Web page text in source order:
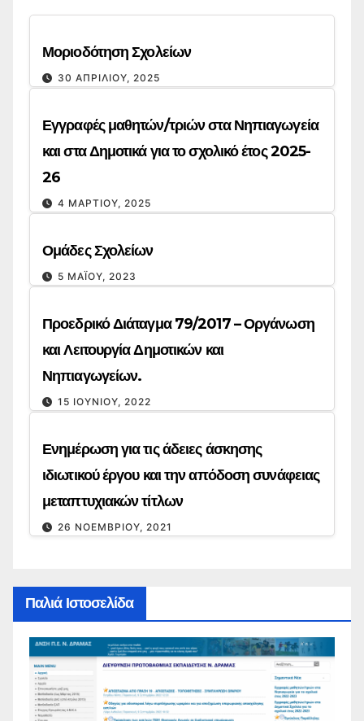
Μοριοδότηση Σχολείων
30 ΑΠΡΙΛΊΟΥ, 2025
Εγγραφές μαθητών/τριών στα Νηπιαγωγεία
και στα Δημοτικά για το σχολικό έτος 2025-
26
4 ΜΑΡΤΊΟΥ, 2025
Ομάδες Σχολείων
5 ΜΑΪ́ΟΥ, 2023
Προεδρικό Διάταγμα 79/2017 – Οργάνωση
και Λειτουργία Δημοτικών και
Νηπιαγωγείων.
15 ΙΟΥΝΊΟΥ, 2022
Ενημέρωση για τις άδειες άσκησης
ιδιωτικού έργου και την απόδοση συνάφειας
μεταπτυχιακών τίτλων
26 ΝΟΕΜΒΡΊΟΥ, 2021
Παλιά Ιστοσελίδα